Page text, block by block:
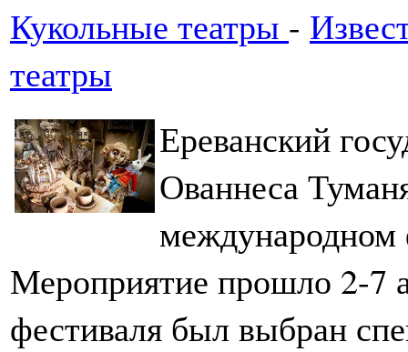
Кукольные театры -
театры
Ереванский
Ованнеса
международном
Мероприятие прошло 2-7
фестиваля был выбран